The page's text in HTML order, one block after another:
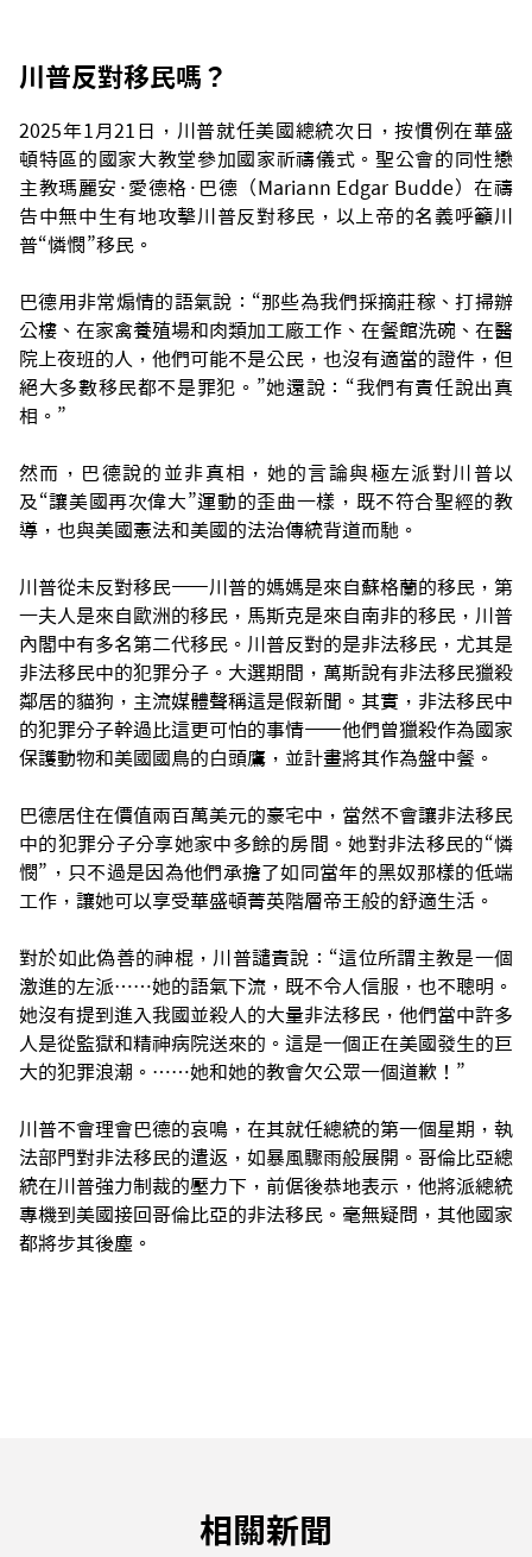
川普反對移民嗎？
2025年1月21日，川普就任美國總統次日，按慣例在華盛
頓特區的國家大教堂參加國家祈禱儀式。聖公會的同性戀
主教瑪麗安·愛德格·巴德（Mariann Edgar Budde）在禱
告中無中生有地攻擊川普反對移民，以上帝的名義呼籲川
普“憐憫”移民。
巴德用非常煽情的語氣說：“那些為我們採摘莊稼、打掃辦
公樓、在家禽養殖場和肉類加工廠工作、在餐館洗碗、在醫
院上夜班的人，他們可能不是公民，也沒有適當的證件，但
絕大多數移民都不是罪犯。”她還說：“我們有責任說出真
相。”
然而，巴德說的並非真相，她的言論與極左派對川普以
及“讓美國再次偉大”運動的歪曲一樣，既不符合聖經的教
導，也與美國憲法和美國的法治傳統背道而馳。
川普從未反對移民——川普的媽媽是來自蘇格蘭的移民，第
一夫人是來自歐洲的移民，馬斯克是來自南非的移民，川普
內閣中有多名第二代移民。川普反對的是非法移民，尤其是
非法移民中的犯罪分子。大選期間，萬斯說有非法移民獵殺
鄰居的貓狗，主流媒體聲稱這是假新聞。其實，非法移民中
的犯罪分子幹過比這更可怕的事情——他們曾獵殺作為國家
保護動物和美國國鳥的白頭鷹，並計畫將其作為盤中餐。
巴德居住在價值兩百萬美元的豪宅中，當然不會讓非法移民
中的犯罪分子分享她家中多餘的房間。她對非法移民的“憐
憫”，只不過是因為他們承擔了如同當年的黑奴那樣的低端
工作，讓她可以享受華盛頓菁英階層帝王般的舒適生活。
對於如此偽善的神棍，川普譴責說：“這位所謂主教是一個
激進的左派……她的語氣下流，既不令人信服，也不聰明。
她沒有提到進入我國並殺人的大量非法移民，他們當中許多
人是從監獄和精神病院送來的。這是一個正在美國發生的巨
大的犯罪浪潮。……她和她的教會欠公眾一個道歉！”
川普不會理會巴德的哀鳴，在其就任總統的第一個星期，執
法部門對非法移民的遣返，如暴風驟雨般展開。哥倫比亞總
統在川普強力制裁的壓力下，前倨後恭地表示，他將派總統
專機到美國接回哥倫比亞的非法移民。毫無疑問，其他國家
都將步其後塵。
相關新聞